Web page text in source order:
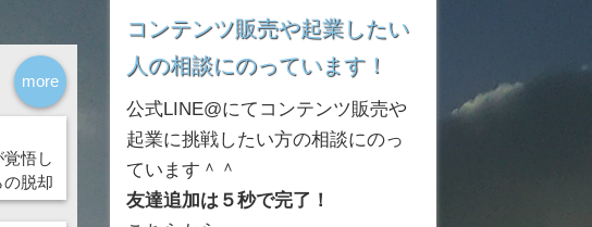
more
悟し
脱却
コンテンツ販売や起業したい
人の相談にのっています！
公式LINE@にてコンテンツ販売や
起業に挑戦したい方の相談にのっ
ています＾＾
友達追加は５秒で完了！